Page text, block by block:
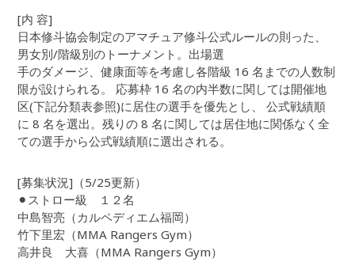
[内 容]
日本修斗協会制定のアマチュア修斗公式ルールの則った、
男女別/階級別のトーナメント。出場選
手のダメージ、健康面等を考慮し各階級 16 名までの人数制
限が設けられる。 応募枠 16 名の内半数に関しては開催地
区(下記分類表参照)に居住の選手を優先とし、 公式戦績順
に 8 名を選出。残りの 8 名に関しては居住地に関係なく全
ての選手から公式戦績順に選出される。
[募集状況]（5/25更新）
⚫︎ストロー級 １２名
中島智亮（カルペディエム福岡）
竹下里宏（MMA Rangers Gym）
高井良 大喜（MMA Rangers Gym）